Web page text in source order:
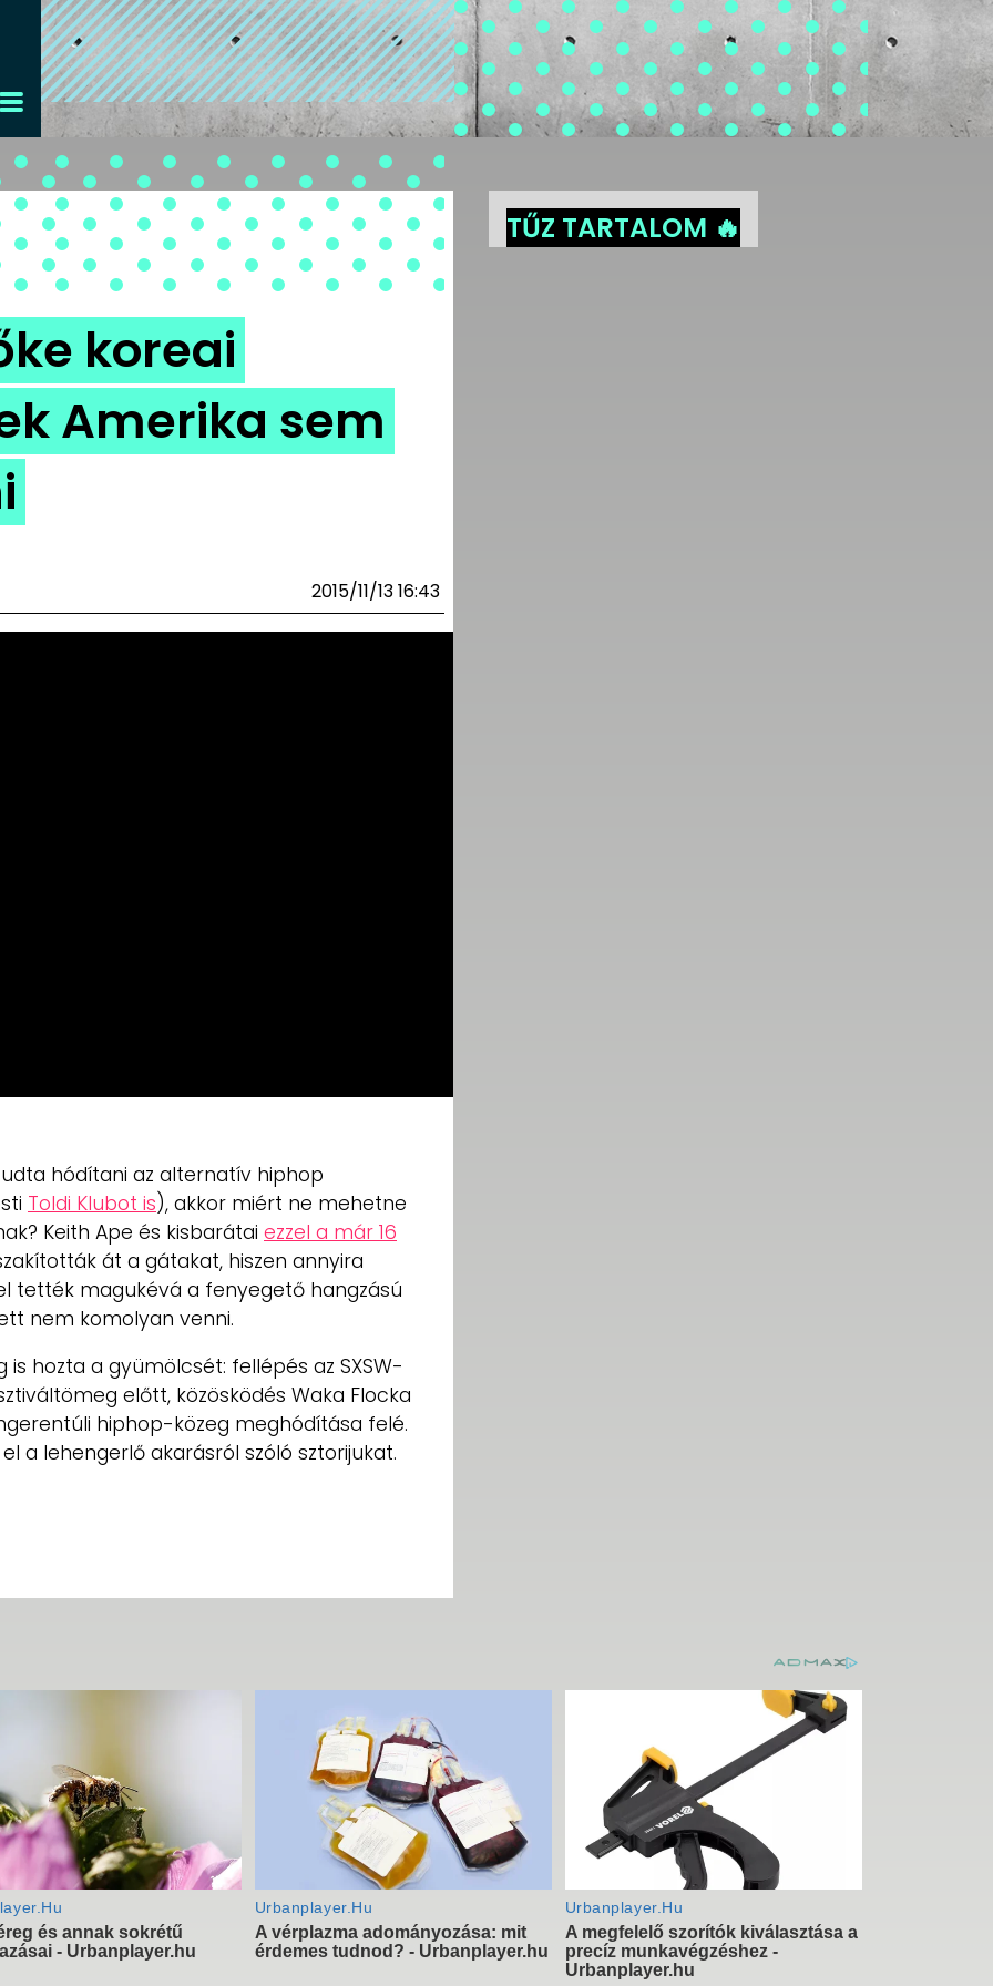
koreai
Amerika sem
2015/11/13 16:43
hódítani az alternatív hiphop
Toldi Klubot is), akkor miért ne mehetne
Keith Ape és kisbarátai ezzel a már 16
át a gátakat, hiszen annyira
tették magukévá a fenyegető hangzású
nem komolyan venni.
hozta a gyümölcsét: fellépés az SXSW-
előtt, közösködés Waka Flocka
hiphop-közeg meghódítása felé.
a lehengerlő akarásról szóló sztorijukat.
TŰZ TARTALOM 🔥